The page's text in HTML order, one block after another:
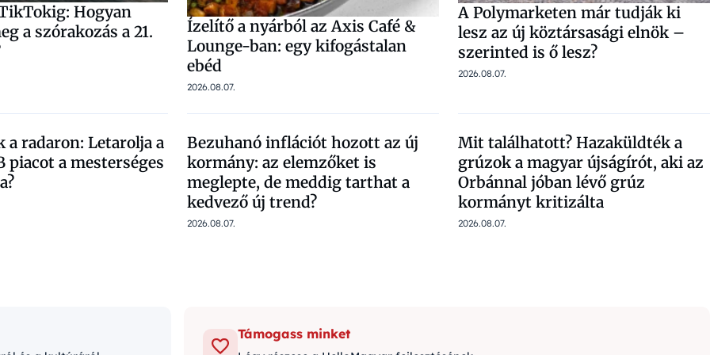
Hogyan
a szórakozás a 21.
Ízelítő a nyárból az Axis Café &
Lounge-ban: egy kifogástalan
ebéd
2026.08.07.
A Polymarketen már tudják ki
lesz az új köztársasági elnök –
szerinted is ő lesz?
2026.08.07.
a radaron: Letarolja a
piacot a mesterséges
Bezuhanó inflációt hozott az új
kormány: az elemzőket is
meglepte, de meddig tarthat a
kedvező új trend?
2026.08.07.
Mit találhatott? Hazaküldték a
grúzok a magyar újságírót, aki az
Orbánnal jóban lévő grúz
kormányt kritizálta
2026.08.07.
Támogass minket